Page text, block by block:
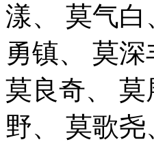
漾、
莫气白
勇镇、
莫深
莫良奇、
莫
野、
莫歌尧